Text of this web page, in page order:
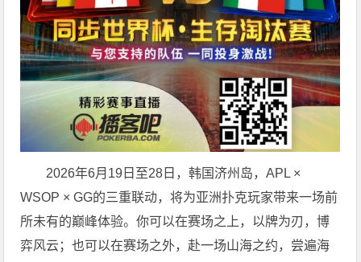
2026年6月19日至28日，韩国济州岛，APL ×
WSOP × GG的三重联动，将为亚洲扑克玩家带来一场前
所未有的巅峰体验。你可以在赛场之上，以牌为刃，博
弈风云；也可以在赛场之外，赴一场山海之约，尝遍海